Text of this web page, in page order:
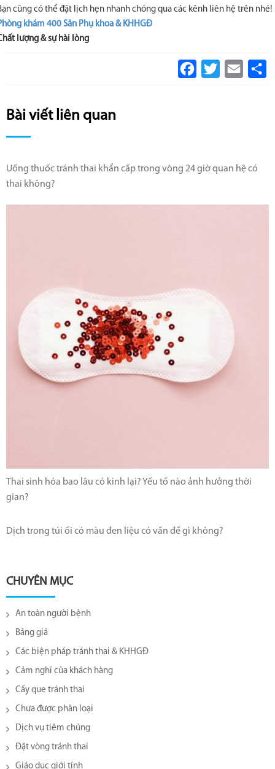
cũng có thể đặt lịch hẹn nhanh chóng qua các kênh liên hệ trên nhé!
khám 400 Sản Phụ khoa & KHHGĐ
lượng & sự hài lòng
Facebook
Twitter Email
Bài viết liên quan
Uống thuốc tránh thai khẩn cấp trong vòng 24 giờ quan hệ có
thai không?
Thai sinh hóa bao lâu có kinh lại? Yếu tố nào ảnh hưởng thời
gian?
Dịch trong túi ối có màu đen liệu có vấn đề gì không?
CHUYÊN MỤC
An toàn người bệnh
Bảng giá
Các biện pháp tránh thai & KHHGĐ
Cảm nghĩ của khách hàng
Cấy que tránh thai
Chưa được phân loại
Dịch vụ tiêm chủng
Đặt vòng tránh thai
Giáo dục giới tính